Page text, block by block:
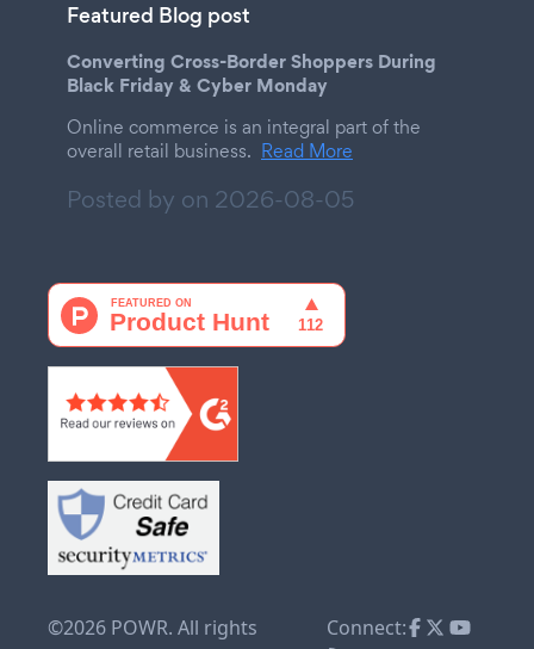
Featured Blog post
Converting Cross-Border Shoppers During
Black Friday & Cyber Monday
Online commerce is an integral part of the
overall retail business. Read More
Posted by on 2026-08-05
©2026 POWR. All rights
Connect: